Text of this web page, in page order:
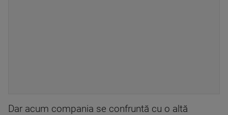
Dar acum compania se confruntă cu o altă